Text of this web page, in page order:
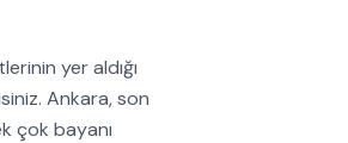
yer aldığı
Ankara, son
çok bayanı